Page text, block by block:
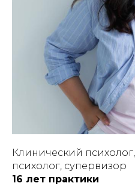
Клинический
психолог, супервизор
16 лет практики